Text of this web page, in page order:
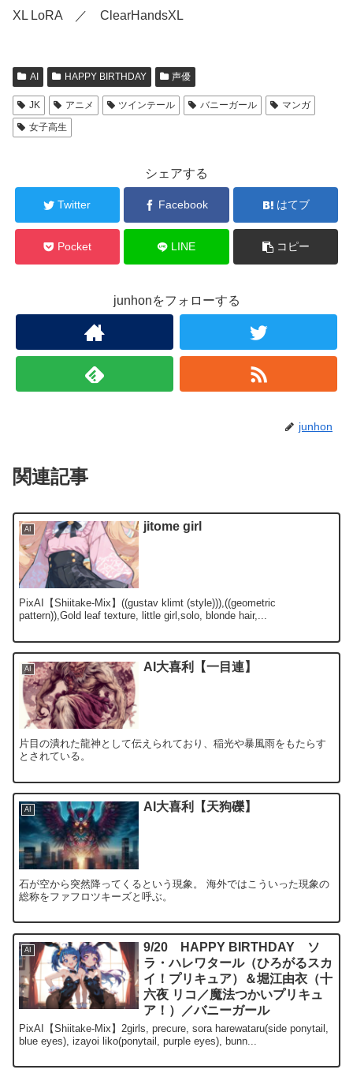
XL LoRA ／ ClearHandsXL
AI HAPPY BIRTHDAY 声優
JK アニメ ツインテール バニーガール
マンガ
女子高生
シェアする
Twitter Facebook はてブ
Pocket LINE コピー
junhonをフォローする
junhon
関連記事
AI jitome girl
PixAI【Shiitake-Mix】((gustav klimt (style))),((geometric
pattern)),Gold leaf texture, little girl,solo, blonde hair,...
AI AI大喜利【一目連】
片目の潰れた龍神として伝えられており、稲光や暴風雨をもたらす
とされている。
AI AI大喜利【天狗礫】
石が空から突然降ってくるという現象。 海外ではこういった現象の
総称をファフロツキーズと呼ぶ。
AI
9/20 HAPPY BIRTHDAY ソ
ラ・ハレワタール（ひろがるスカ
イ！プリキュア）＆堀江由衣（十
六夜 リコ／魔法つかいプリキュ
ア！）／バニーガール
PixAI【Shiitake-Mix】2girls, precure, sora harewataru(side ponytail,
blue eyes), izayoi liko(ponytail, purple eyes), bunn...